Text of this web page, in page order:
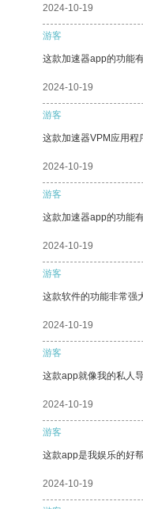
2024-10-19
游客
这款加速器app的功能
2024-10-19
游客
这款加速器VPM应用程
2024-10-19
游客
这款加速器app的功能
2024-10-19
游客
这款软件的功能非常强
2024-10-19
游客
这款app就像我的私人
2024-10-19
游客
这款app是我娱乐的好
2024-10-19